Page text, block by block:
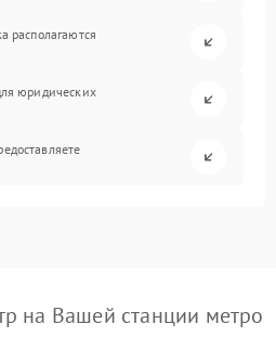
располагаются
юридических
на Вашей станции метро